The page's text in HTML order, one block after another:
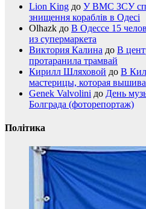
Lion King до У ВМС ЗСУ
знищення кораблів в Одесі
Olhazk до В Одессе 15
из супермаркета
Виктория Калина до В
протаранила трамвай
Кирилл Шляховой до В
мастерицы, которая
Genek Valvolini до День
Болграда (фоторепортаж)
Політика